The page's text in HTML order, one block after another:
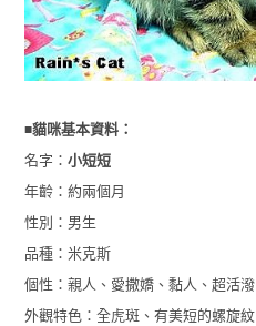
■貓咪基本資料：
名字： 小短短
年齡：約兩個月
性別：男生
品種：米克斯
個性：親人、愛撒嬌、黏人、超活潑
外觀特色：全虎斑、有美短的螺旋紋